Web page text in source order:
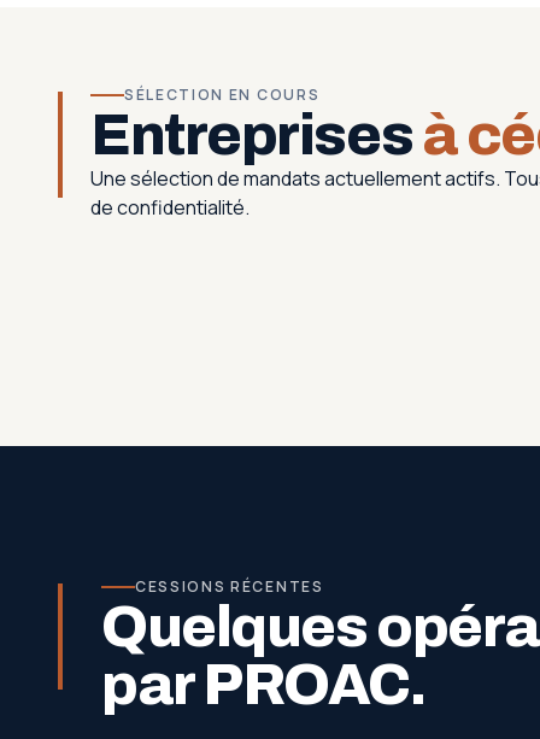
SÉLECTION EN COURS
Entreprisesà
Une sélection de mandats actuellement actifs.
de confidentialité.
CESSIONS RÉCENTES
Quelques
par PROAC.